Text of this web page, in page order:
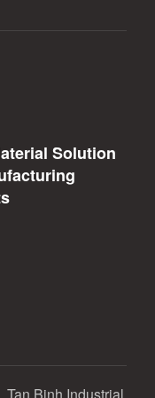
Solution
Tan Binh Industrial